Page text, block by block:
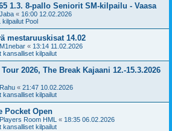
1.3. 8-pallo Seniorit SM-kilpailu - Vaasa
Jaba « 16:00 12.02.2026
kilpailut Pool
mestaruuskisat 14.02
M1nebar « 13:14 11.02.2026
kansalliset kilpailut
2026, The Break Kajaani 12.-15.3.2026
Rahu « 21:47 10.02.2026
kansalliset kilpailut
Pocket Open
Players Room HML « 18:35 06.02.2026
kansalliset kilpailut